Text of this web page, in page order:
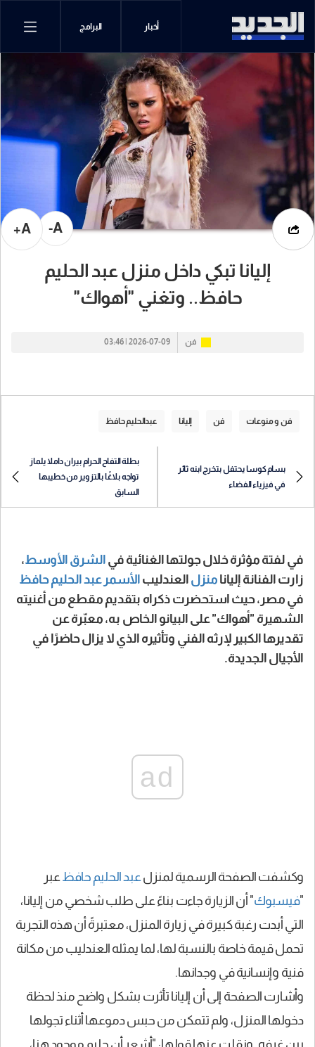
أخبار البرامج
A-
A+
إليانا تبكي داخل منزل عبد الحليم
حافظ.. وتغني "أهواك"
فن 2026-07-09 | 03:46
فن و منوعات فن إليانا عبدالحليم حافظ
بسام كوسا يحتفل بتخرج ابنه ثائر
في فيزياء الفضاء
بطلة التفاح الحرام بيران داملا يلماز
تواجه بلاغًا بالتزوير من خطيبها
السابق
في لفتة مؤثرة خلال جولتها الغنائية في الشرق الأوسط،
زارت الفنانة إليانا منزل العندليب الأسمر عبد الحليم حافظ
في مصر، حيث استحضرت ذكراه بتقديم مقطع من أغنيته
الشهيرة "أهواك" على البيانو الخاص به، معبّرة عن
تقديرها الكبير لإرثه الفني وتأثيره الذي لا يزال حاضرًا في
الأجيال الجديدة.
ad
وكشفت الصفحة الرسمية لمنزل عبد الحليم حافظ عبر
"فيسبوك" أن الزيارة جاءت بناءً على طلب شخصي من إليانا،
التي أبدت رغبة كبيرة في زيارة المنزل، معتبرةً أن هذه التجربة
تحمل قيمة خاصة بالنسبة لها، لما يمثله العندليب من مكانة
فنية وإنسانية في وجدانها.
وأشارت الصفحة إلى أن إليانا تأثرت بشكل واضح منذ لحظة
دخولها المنزل، ولم تتمكن من حبس دموعها أثناء تجولها
بين غرفه. ونقلت عنها قولها: "أشعر أن حليم موجود هنا،